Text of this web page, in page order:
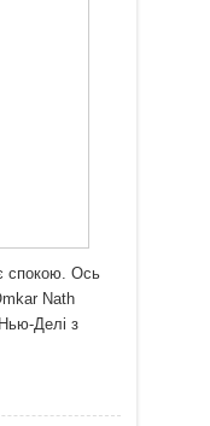
спокою. Ось
Nath
Делі з
дідусь